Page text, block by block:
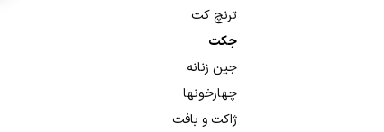
ترنچ کت
جکت
جین زنانه
چهارخونها
ژاکت و بافت